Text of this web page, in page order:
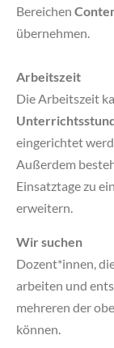
Bereichen
übernehmen.
Arbeitszeit
Die Arbeitszeit
eingerichtet
Außerdem
Einsatztage zu
erweitern.
Wir suchen
Dozent*innen,
arbeiten und
mehreren der
können.